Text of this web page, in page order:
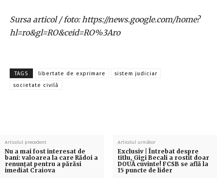
Sursa articol / foto: https://news.google.com/home?
hl=ro&gl=RO&ceid=RO%3Aro
TAGS libertate de exprimare
sistem judiciar
societate civilă
Articolul precedent
Nu a mai fost interesat de
bani: valoarea la care Rădoi a
renunțat pentru a părăsi
imediat Craiova
Articolul următor
Exclusiv | Întrebat despre
titlu, Gigi Becali a rostit doar
DOUĂ cuvinte! FCSB se află la
15 puncte de lider